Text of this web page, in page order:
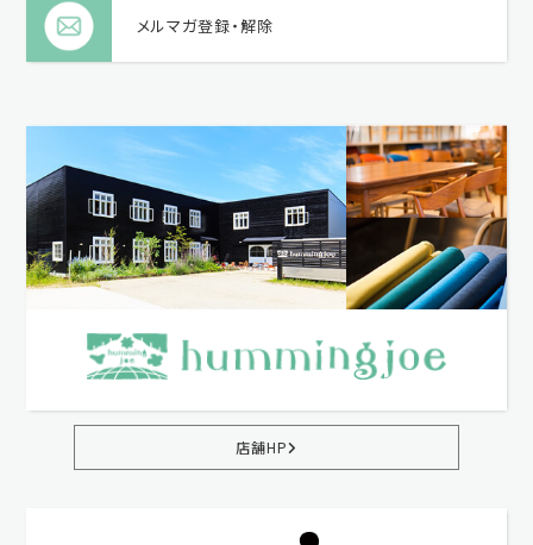
メルマガ登録・解除
店舗HP